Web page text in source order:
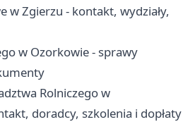
w Zgierzu - kontakt, wydziały,
w Ozorkowie - sprawy
Rolniczego w
doradcy, szkolenia i dopłaty